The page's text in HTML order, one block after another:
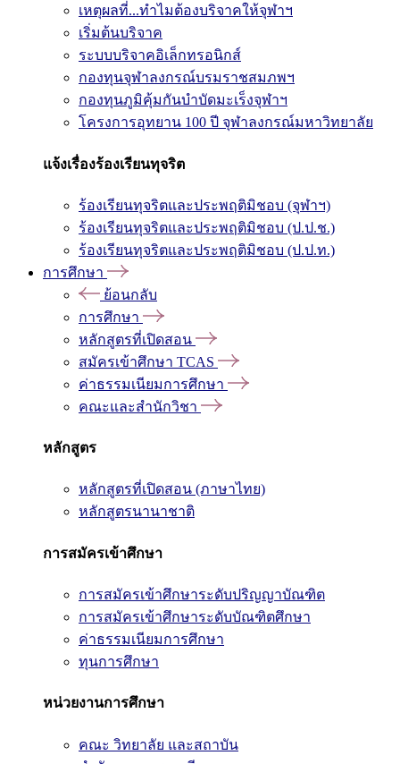
เหตุผลที่...ทำไมต้องบริจาคให้จุฬาฯ
เริ่มต้นบริจาค
ระบบบริจาคอิเล็กทรอนิกส์
กองทุนจุฬาลงกรณ์บรมราชสมภพฯ
กองทุนภูมิคุ้มกันบำบัดมะเร็งจุฬาฯ
โครงการอุทยาน 100 ปี จุฬาลงกรณ์มหาวิทยาลัย
แจ้งเรื่องร้องเรียนทุจริต
ร้องเรียนทุจริตและประพฤติมิชอบ (จุฬาฯ)
ร้องเรียนทุจริตและประพฤติมิชอบ (ป.ป.ช.)
ร้องเรียนทุจริตและประพฤติมิชอบ (ป.ป.ท.)
การศึกษา
ย้อนกลับ
การศึกษา
หลักสูตรที่เปิดสอน
สมัครเข้าศึกษา TCAS
ค่าธรรมเนียมการศึกษา
คณะและสำนักวิชา
หลักสูตร
หลักสูตรที่เปิดสอน (ภาษาไทย)
หลักสูตรนานาชาติ
การสมัครเข้าศึกษา
การสมัครเข้าศึกษาระดับปริญญาบัณฑิต
การสมัครเข้าศึกษาระดับบัณฑิตศึกษา
ค่าธรรมเนียมการศึกษา
ทุนการศึกษา
หน่วยงานการศึกษา
คณะ วิทยาลัย และสถาบัน